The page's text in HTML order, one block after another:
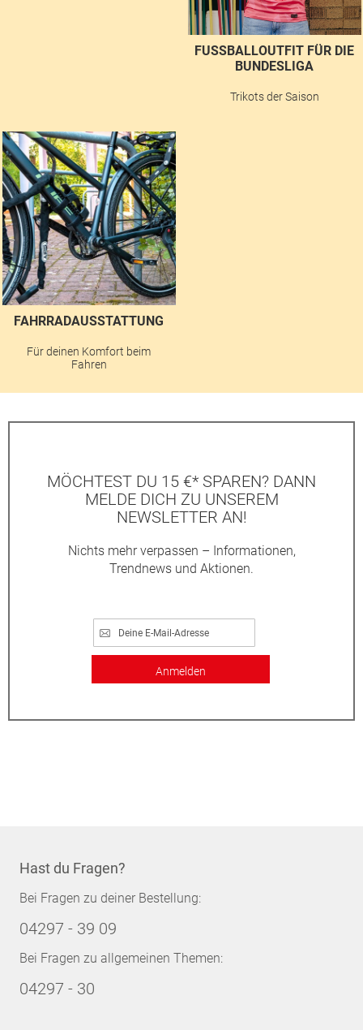
FUSSBALLOUTFIT FÜR DIE B
UNDESLIGA
Trikots der Saison
FAHRRADAUSSTATTUNG
Für deinen Komfort beim
Fahren
MÖCHTEST DU 15 €* SPAREN? DANN
MELDE DICH ZU UNSEREM
NEWSLETTER AN!
Nichts mehr verpassen – Informationen,
Trendnews und Aktionen.
Anmelden
Hast du Fragen?
Bei Fragen zu deiner Bestellung:
04297 - 39 09
Bei Fragen zu allgemeinen Themen:
04297 - 30